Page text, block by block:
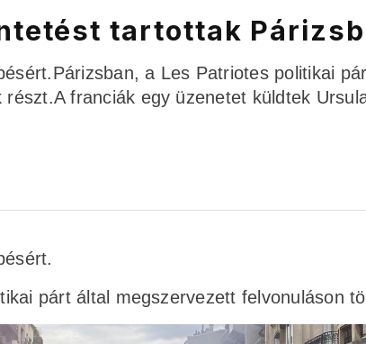
tartottak
a Les Patriotes politikai
franciák egy üzenetet küldtek
párt által megszervezett felvonuláson